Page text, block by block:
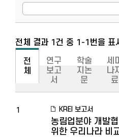
전체 결과 1건 중 1-1번을 표
전
체
연구
보고
서
학술
지논
문
세미
나
료
1 KREI 보고서
농림업분야 개발
위한 우리나라 비